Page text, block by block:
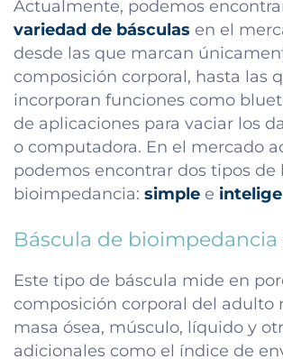
Actualmente, podemos
variedad de básculas en el
desde las que marcan
composición corporal, hasta las
incorporan funciones como
de aplicaciones para vaciar los
o computadora. En el mercado
podemos encontrar dos tipos de
bioimpedancia: simple e
Báscula de
Este tipo de báscula mide en
composición corporal del adulto
masa ósea, músculo, líquido y
adicionales como el índice de